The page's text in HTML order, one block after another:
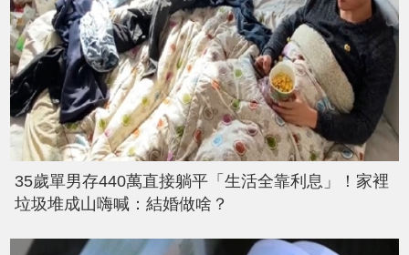
35歲單男存440萬直接躺平「生活全靠利息」！家裡
垃圾堆成山嗨喊：結婚做啥？